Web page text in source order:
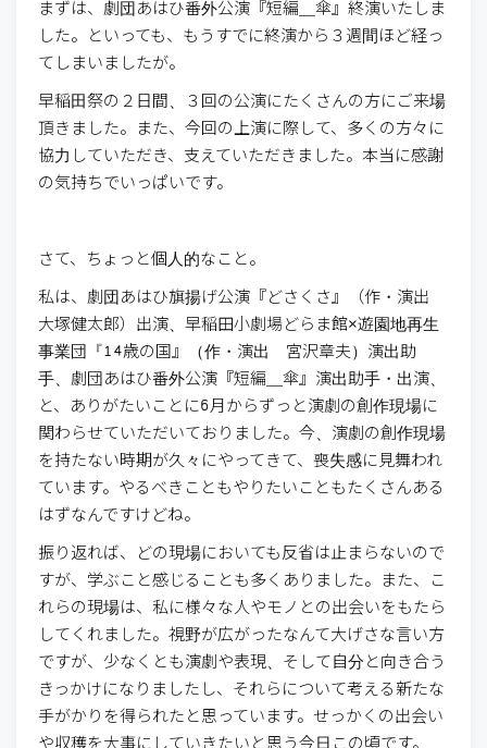
まずは、劇団あはひ番外公演『短編＿傘』終演いたしま
した。といっても、もうすでに終演から３週間ほど経っ
てしまいましたが。
早稲田祭の２日間、３回の公演にたくさんの方にご来場
頂きました。また、今回の上演に際して、多くの方々に
協力していただき、支えていただきました。本当に感謝
の気持ちでいっぱいです。
さて、ちょっと個人的なこと。
私は、劇団あはひ旗揚げ公演『どさくさ』（作・演出
大塚健太郎）出演、早稲田小劇場どらま館×遊園地再生
事業団『14歳の国』（作・演出 宮沢章夫）演出助
手、劇団あはひ番外公演『短編＿傘』演出助手・出演、
と、ありがたいことに6月からずっと演劇の創作現場に
関わらせていただいておりました。今、演劇の創作現場
を持たない時期が久々にやってきて、喪失感に見舞われ
ています。やるべきこともやりたいこともたくさんある
はずなんですけどね。
振り返れば、どの現場においても反省は止まらないので
すが、学ぶこと感じることも多くありました。また、こ
れらの現場は、私に様々な人やモノとの出会いをもたら
してくれました。視野が広がったなんて大げさな言い方
ですが、少なくとも演劇や表現、そして自分と向き合う
きっかけになりましたし、それらについて考える新たな
手がかりを得られたと思っています。せっかくの出会い
や収穫を大事にしていきたいと思う今日この頃です。